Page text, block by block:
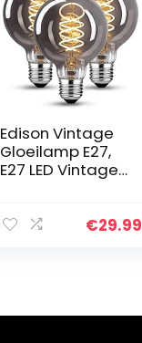
Edison Vintage
Gloeilamp E27,
E27 LED Vintage
Warm Geel €29.99